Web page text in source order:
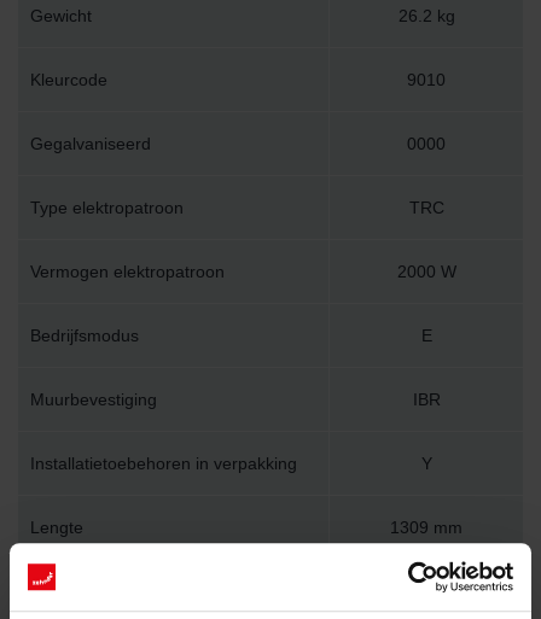
Gewicht 26.2 kg
Kleurcode 9010
Gegalvaniseerd 0000
Type elektropatroon TRC
Vermogen elektropatroon 2000 W
Bedrijfsmodus E
Muurbevestiging IBR
Installatietoebehoren in verpakking Y
Lengte 1309 mm
Hoogte 575 mm